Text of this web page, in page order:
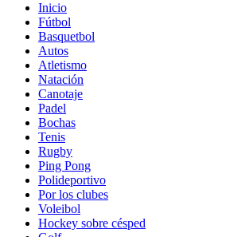
Inicio
Fútbol
Basquetbol
Autos
Atletismo
Natación
Canotaje
Padel
Bochas
Tenis
Rugby
Ping Pong
Polideportivo
Por los clubes
Voleibol
Hockey sobre césped